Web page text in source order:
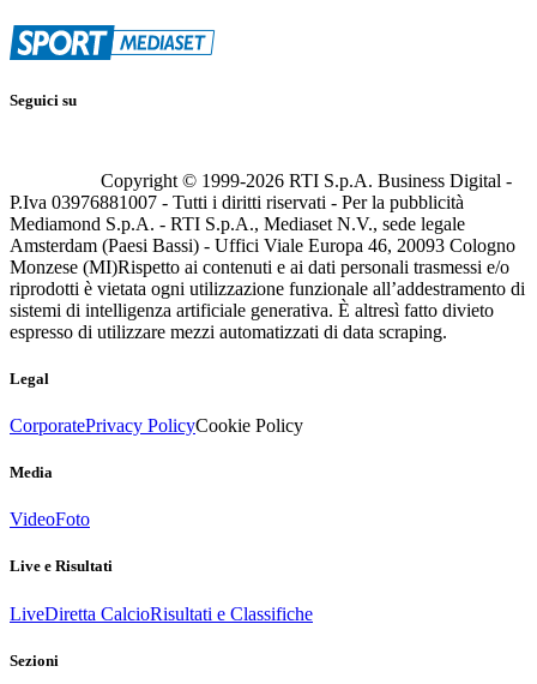
Seguici su
Copyright © 1999-2026 RTI S.p.A. Business Digital -
P.Iva 03976881007 - Tutti i diritti riservati - Per la pubblicità
Mediamond S.p.A. - RTI S.p.A., Mediaset N.V., sede legale
Amsterdam (Paesi Bassi) - Uffici Viale Europa 46, 20093 Cologno
Monzese (MI)Rispetto ai contenuti e ai dati personali trasmessi e/o
riprodotti è vietata ogni utilizzazione funzionale all’addestramento di
sistemi di intelligenza artificiale generativa. È altresì fatto divieto
espresso di utilizzare mezzi automatizzati di data scraping.
Legal
CorporatePrivacy PolicyCookie Policy
Media
VideoFoto
Live e Risultati
LiveDiretta CalcioRisultati e Classifiche
Sezioni